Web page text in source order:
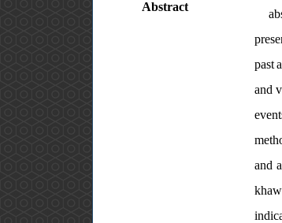
Abstract
past
and
and